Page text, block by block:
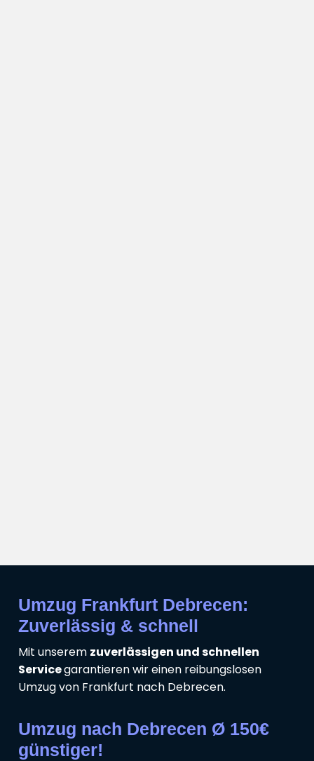
Umzug Frankfurt Debrecen:
Zuverlässig & schnell
Mit unserem zuverlässigen und schnellen
Servicegarantieren wir einen reibungslosen
Umzug von Frankfurt nach Debrecen.
Umzug nach Debrecen Ø 150€
günstiger!